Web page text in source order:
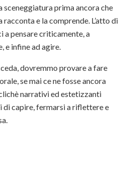
sceneggiatura prima ancora che
racconta e la comprende. L’atto di
pensare criticamente, a
e infine ad agire.
dovremmo provare a fare
se mai ce ne fosse ancora
narrativi ed estetizzanti
di capire, fermarsi a riflettere e